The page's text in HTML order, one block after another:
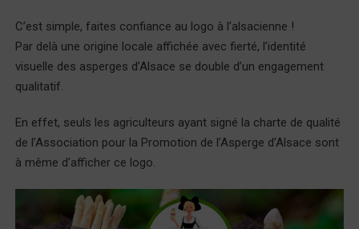
C’est simple, faites confiance au logo à l’alsacienne !
Par delà une origine locale affichée avec fierté, l’identité
visuelle des asperges d’Alsace se double d’un engagement
qualitatif.
En effet, seuls les agriculteurs ayant signé la charte de qualité
de l’Association pour la Promotion de l’Asperge d’Alsace sont
à même d’afficher ce logo.